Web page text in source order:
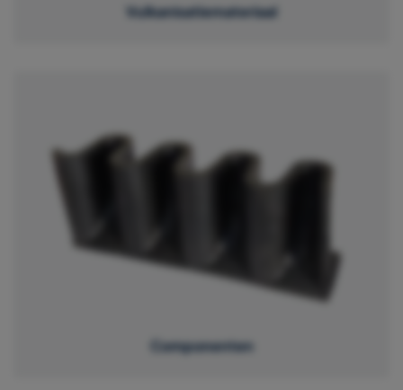
Vulkanisatiemateriaal
Componenten